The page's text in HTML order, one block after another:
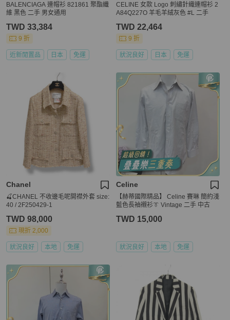
BALENCIAGA 連帽衫 821861 聚酯纖
維 黑色 二手 男女通用
TWD 33,384
9 折
近新閒置品 日本 免運
CELINE 女款 Logo 刺繡針織連帽衫 2
A84Q227O 羊毛羊絨灰色 #L 二手
TWD 22,464
9 折
狀況良好 日本 免運
Chanel
🍒CHANEL 不收邊毛呢開襟外套 size:
40 / 2F250429-1
TWD 98,000
現折 2,000
狀況良好 本地 免運
Celine
【赫蒂國際精品】 Celine 賽琳 簡約淺
藍色長袖襯衫👔 Vintage 二手 中古
TWD 15,000
狀況良好 本地 免運